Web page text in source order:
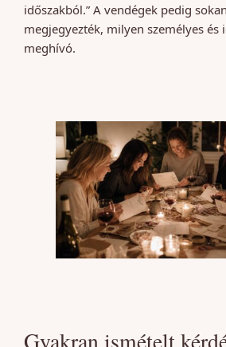
időszakból.” A vendégek pedig
megjegyezték, milyen személyes és
meghívó.